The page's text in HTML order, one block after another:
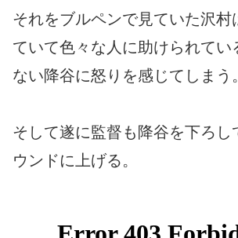
それをブルペンで見ていた沢村
ていて色々な人に助けられてい
ない降谷に怒りを感じてしまう。
そして遂に監督も降谷を下ろし
ウンドに上げる。